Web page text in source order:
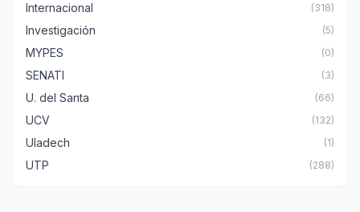
Internacional (318)
Investigación (5)
MYPES (0)
SENATI (3)
U. del Santa (66)
UCV (132)
Uladech (1)
UTP (288)